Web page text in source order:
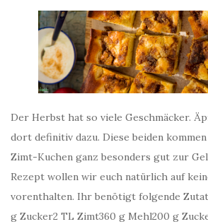
Der Herbst hat so viele Geschmäcker.
dort definitiv dazu. Diese beiden
Zimt-Kuchen ganz besonders gut zur
Rezept wollen wir euch natürlich auf
vorenthalten. Ihr benötigt folgende
g Zucker2 TL Zimt360 g Mehl200 g